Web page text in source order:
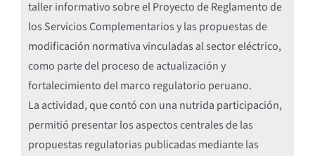
taller informativo sobre el Proyecto de Reglamento de
los Servicios Complementarios y las propuestas de
modificación normativa vinculadas al sector eléctrico,
como parte del proceso de actualización y
fortalecimiento del marco regulatorio peruano.
La actividad, que contó con una nutrida participación,
permitió presentar los aspectos centrales de las
propuestas regulatorias publicadas mediante las